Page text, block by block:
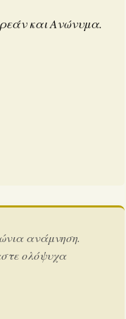
και Ανώνυμα.
ανάμνηση.
ολόψυχα